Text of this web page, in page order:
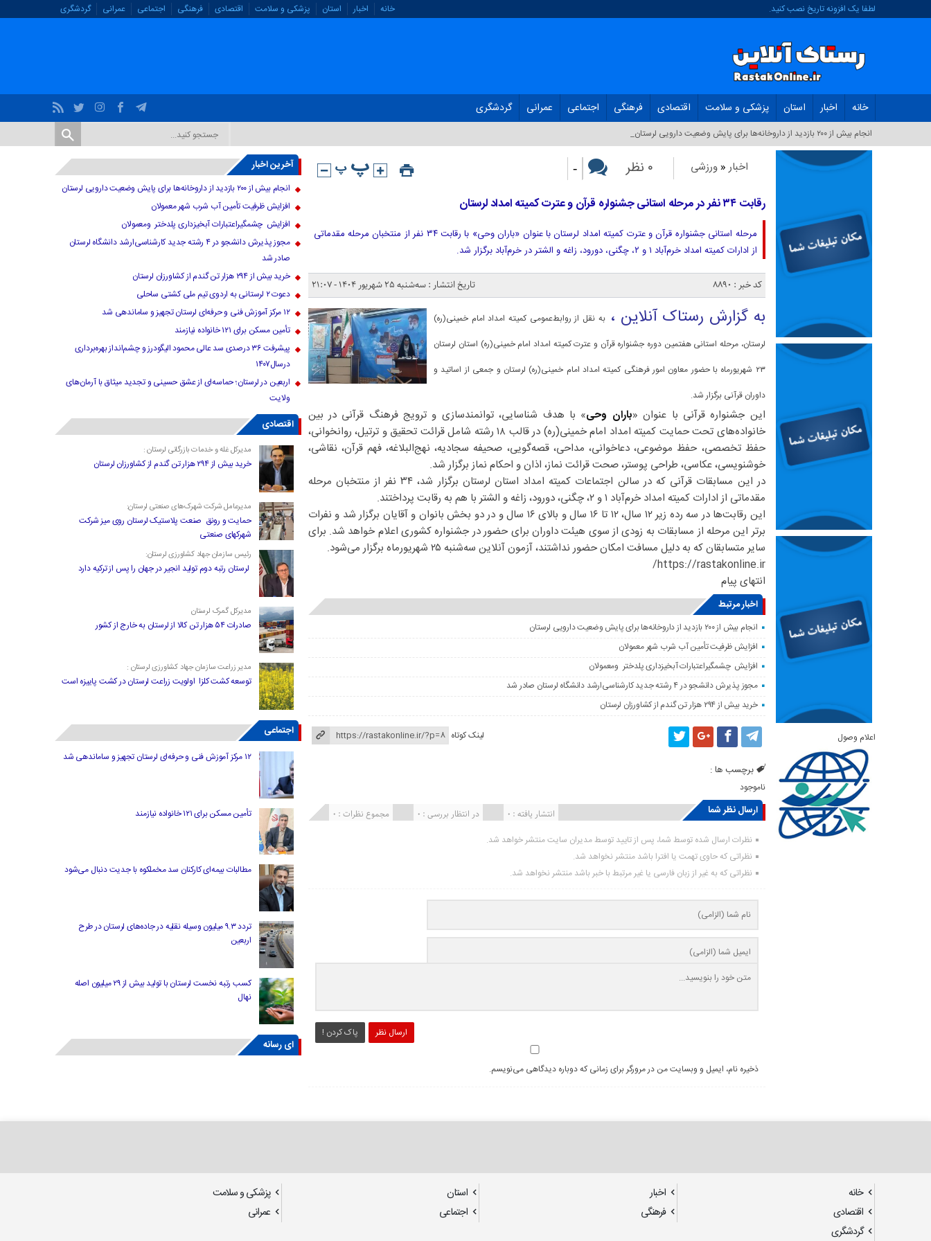
لطفا یک افزونه تاریخ نصب کنید. خانه اخبار استان پزشکی و سلامت اقتصادی فرهنگی اجتماعی عمرانی گردشگری
خانه اخبار استان پزشکی و سلامت اقتصادی فرهنگی اجتماعی عمرانی گردشگری
انجام بیش از ۲۰۰ بازدید از داروخانه‌ها برای پایش وضعیت دارویی لرستان_
اخبار «ورزشی ۰ نظر -
رقابت ۳۴ نفر در مرحله استانی جشنواره قرآن و عترت کمیته امداد لرستان
مرحله استانی جشنواره قرآن و عترت کمیته امداد لرستان با عنوان «باران وحی» با رقابت ۳۴ نفر از منتخبان مرحله مقدماتی
از ادارات کمیته امداد خرم‌آباد ۱ و ۲، چگنی، دورود، زاغه و الشتر در خرم‌آباد برگزار شد.
کد خبر : 8890 تاریخ انتشار : سه‌شنبه ۲۵ شهریور ۱۴۰۴ - ۲۱:۰۷
به گزارش رستاک آنلاین ،به نقل از روابط‌عمومی کمیته امداد امام خمینی(ره)
لرستان، مرحله استانی هفتمین دوره جشنواره قرآن و عترت کمیته امداد امام خمینی(ره) استان لرستان
۲۳ شهریورماه با حضور معاون امور فرهنگی کمیته امداد امام خمینی(ره) لرستان و جمعی از اساتید و
داوران قرآنی برگزار شد.
این جشنواره قرآنی با عنوان «باران وحی» با هدف شناسایی، توانمندسازی و ترویج فرهنگ قرآنی در بین
خانواده‌های تحت حمایت کمیته امداد امام خمینی(ره) در قالب ۱۸ رشته شامل قرائت تحقیق و ترتیل، روانخوانی،
حفظ تخصصی، حفظ موضوعی، دعاخوانی، مداحی، قصه‌گویی، صحیفه سجادیه، نهج‌البلاغه، فهم قرآن، نقاشی،
خوشنویسی، عکاسی، طراحی پوستر، صحت قرائت نماز، اذان و احکام نماز برگزار شد.
در این مسابقات قرآنی که در سالن اجتماعات کمیته امداد استان لرستان برگزار شد، ۳۴ نفر از منتخبان مرحله
مقدماتی از ادارات کمیته امداد خرم‌آباد ۱ و ۲، چگنی، دورود، زاغه و الشتر با هم به رقابت پرداختند.
این رقابت‌ها در سه رده زیر ۱۲ سال، ۱۲ تا ۱۶ سال و بالای ۱۶ سال و در دو بخش بانوان و آقایان برگزار شد و نفرات
برتر این مرحله از مسابقات به زودی از سوی هیئت داوران برای حضور در جشنواره کشوری اعلام خواهد شد. برای
سایر متسابقان که به دلیل مسافت امکان حضور نداشتند، آزمون آنلاین سه‌شنبه ۲۵ شهریورماه برگزار می‌شود.
https://rastakonline.ir/
انتهای پیام
اخبار مرتبط
انجام بیش از ۲۰۰ بازدید از داروخانه‌ها برای پایش وضعیت دارویی لرستان
افزایش ظرفیت تأمین آب شرب شهر معمولان
افزایش چشمگیراعتبارات آبخیزداری پلدختر ومعمولان
مجوز پذیرش دانشجو در ۴ رشته جدید کارشناسی‌ارشد دانشگاه لرستان صادر شد
خرید بیش از ۲۹۴ هزار تن گندم از کشاورزان لرستان
لینک کوتاه
برچسب ها :
ناموجود
ارسال نظر شما مجموع نظرات : 0 در انتظار بررسی : 0 انتشار یافته : ۰
نظرات ارسال شده توسط شما، پس از تایید توسط مدیران سایت منتشر خواهد شد.
نظراتی که حاوی تهمت یا افترا باشد منتشر نخواهد شد.
نظراتی که به غیر از زبان فارسی یا غیر مرتبط با خبر باشد منتشر نخواهد شد.
ارسال نظر پاک کردن !
ذخیره نام، ایمیل و وبسایت من در مرورگر برای زمانی که دوباره دیدگاهی می‌نویسم.
اعلام وصول
آخرین اخبار
انجام بیش از ۲۰۰ بازدید از داروخانه‌ها برای پایش وضعیت دارویی لرستان
افزایش ظرفیت تأمین آب شرب شهر معمولان
افزایش چشمگیراعتبارات آبخیزداری پلدختر ومعمولان
مجوز پذیرش دانشجو در ۴ رشته جدید کارشناسی‌ارشد دانشگاه لرستان
صادر شد
خرید بیش از ۲۹۴ هزار تن گندم از کشاورزان لرستان
دعوت ۲ لرستانی به اردوی تیم ملی کشتی ساحلی
۱۲ مرکز آموزش فنی و حرفه‌ای لرستان تجهیز و ساماندهی شد
تأمین مسکن برای ۱۲۱ خانواده نیازمند
پیشرفت ۳۶ درصدی سد عالی محمود الیگودرز و چشم‌انداز بهره‌برداری
درسال۱۴۰۷
اربعین در لرستان؛ حماسه‌ای از عشق حسینی و تجدید میثاق با آرمان‌های
ولایت
اقتصادی
مدیرکل غله و خدمات بازرگانی لرستان :
خرید بیش از ۲۹۴ هزار تن گندم از کشاورزان لرستان
مدیرعامل شرکت شهرک‌های صنعتی لرستان:
حمایت و رونق صنعت پلاستیک لرستان روی میز شرکت
شهرکهای صنعتی
رئیس سازمان جهاد کشاورزی لرستان:
لرستان رتبه دوم تولید انجیر در جهان را پس از ترکیه دارد
مدیرکل گمرک لرستان
صادرات ۵۴ هزار تن کالا از لرستان به خارج از کشور
مدیر زراعت سازمان جهاد کشاورزی لرستان :
توسعه کشت کلزا اولویت زراعت لرستان در کشت پاییزه است
اجتماعی
۱۲ مرکز آموزش فنی و حرفه‌ای لرستان تجهیز و ساماندهی شد
تأمین مسکن برای ۱۲۱ خانواده نیازمند
مطالبات بیمه‌ای کارکنان سد مخملکوه با جدیت دنبال می‌شود
تردد ۹.۳ میلیون وسیله نقلیه در جاده‌های لرستان در طرح
اربعین
کسب رتبه نخست لرستان با تولید بیش از ۲۹ میلیون اصله
نهال
ای رسانه
خانه اخبار استان
پزشکی و سلامت
اقتصادی
فرهنگی اجتماعی
عمرانی
گردشگری